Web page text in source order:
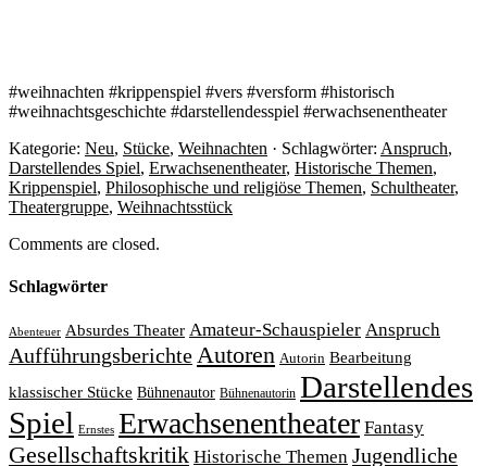
#weihnachten #krippenspiel #vers #versform #historisch
#weihnachtsgeschichte #darstellendesspiel #erwachsenentheater
Kategorie: Neu, Stücke, Weihnachten · Schlagwörter: Anspruch,
Darstellendes Spiel, Erwachsenentheater, Historische Themen,
Krippenspiel, Philosophische und religiöse Themen, Schultheater,
Theatergruppe, Weihnachtsstück
Comments are closed.
Schlagwörter
Abenteuer Absurdes Theater Amateur-Schauspieler Anspruch
AufführungsberichteAutoren Autorin Bearbeitung
klassischer Stücke Bühnenautor Bühnenautorin Darstellendes
Spiel Ernstes Erwachsenentheater Fantasy
Gesellschaftskritik Historische Themen Jugendliche